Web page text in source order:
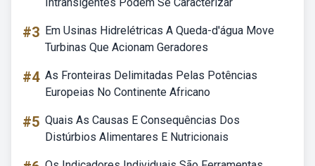
#3 Em Usinas Hidrelétricas A Queda-d'água Move
Turbinas Que Acionam Geradores
#4 As Fronteiras Delimitadas Pelas Potências
Europeias No Continente Africano
#5 Quais As Causas E Consequências Dos
Distúrbios Alimentares E Nutricionais